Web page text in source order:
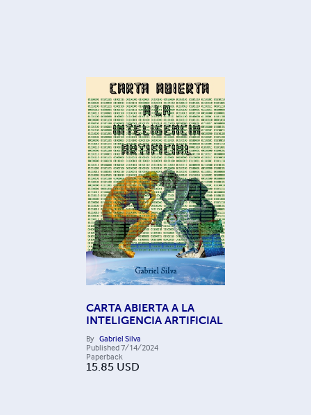
CARTA ABIERTA A LA
INTELIGENCIA ARTIFICIAL
By Gabriel Silva
Published7/14/2024
Paperback
15.85 USD